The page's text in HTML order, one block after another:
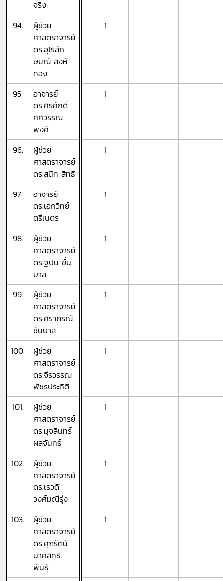
จริง
94.
ผู้ช่วย
ศาสตราจารย์
ดร.อุไรลัก
ษมณ์ สิงห์
ทอง
1
95.
อาจารย์
ดร.ศิรศักดิ์
ศศิวรรณ
พงศ์
1
96.
ผู้ช่วย
ศาสตราจารย์
ดร.สนิท สิทธิ
1
97.
อาจารย์
ดร.เอกวิทย์
ตรีเนตร
1
98.
ผู้ช่วย
ศาสตราจารย์
ดร.ฐปน ชื่น
บาล
1
99.
ผู้ช่วย
ศาสตราจารย์
ดร.ศิราภรณ์
ชื่นบาล
1
100.
ผู้ช่วย
ศาสตราจารย์
ดร.จีรวรรณ
พัชรประกิติ
1
101.
ผู้ช่วย
ศาสตราจารย์
ดร.มุจลินทร์
ผลจันทร์
1
102.
ผู้ช่วย
ศาสตราจารย์
ดร.เรวดี
วงศ์มณีรุ่ง
1
103.
ผู้ช่วย
ศาสตราจารย์
ดร.ศุภรัตน์
นาคสิทธิ
พันธุ์
1